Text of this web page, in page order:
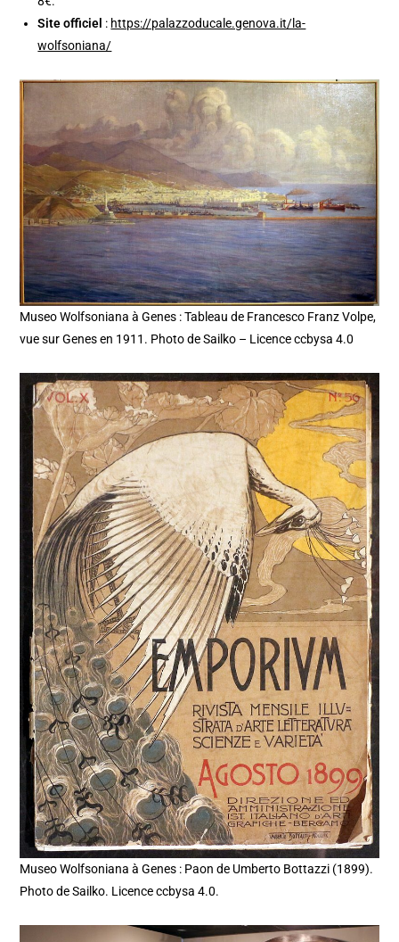
Site officiel : https://palazzoducale.genova.it/la-
wolfsoniana/
Museo Wolfsoniana à Genes : Tableau de Francesco Franz Volpe,
vue sur Genes en 1911. Photo de Sailko – Licence ccbysa 4.0
Museo Wolfsoniana à Genes : Paon de Umberto Bottazzi (1899).
Photo de Sailko. Licence ccbysa 4.0.